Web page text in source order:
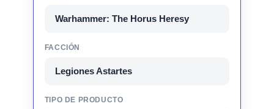
Warhammer: The Horus Heresy
FACCIÓN
Legiones Astartes
TIPO DE PRODUCTO